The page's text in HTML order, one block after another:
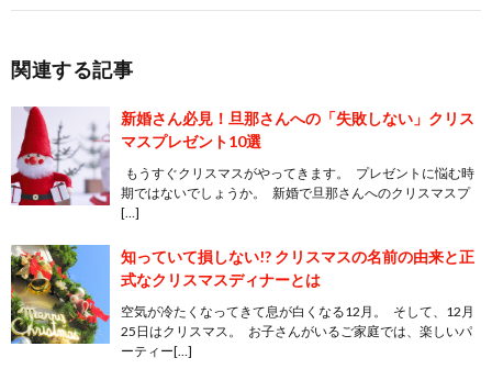
関連する記事
新婚さん必見！旦那さんへの「失敗しない」クリス
マスプレゼント10選
もうすぐクリスマスがやってきます。 プレゼントに悩む時
期ではないでしょうか。 新婚で旦那さんへのクリスマスプ
[…]
知っていて損しない!? クリスマスの名前の由来と正
式なクリスマスディナーとは
空気が冷たくなってきて息が白くなる12月。 そして、12月
25日はクリスマス。 お子さんがいるご家庭では、楽しいパ
ーティー[…]